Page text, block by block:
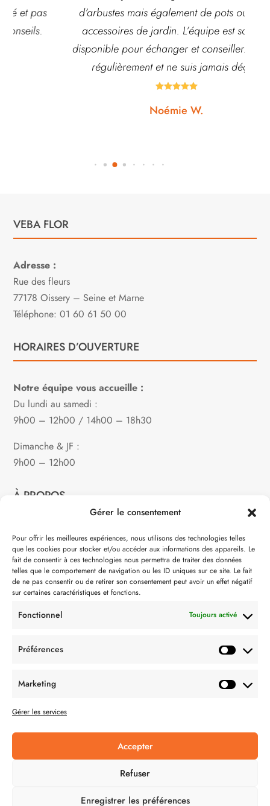
Gérer le consentement
Pour offrir les meilleures expériences, nous utilisons des technologies telles
que les cookies pour stocker et/ou accéder aux informations des appareils. Le
fait de consentir à ces technologies nous permettra de traiter des données
telles que le comportement de navigation ou les ID uniques sur ce site. Le fait
de ne pas consentir ou de retirer son consentement peut avoir un effet négatif
sur certaines caractéristiques et fonctions.
Fonctionnel Toujours activé
Préférences
Marketing
Gérer les services
Accepter
Refuser
Enregistrer les préférences
d’arbustes mais également de pots ou autre
accessoires de jardin. L’équipe est souvent
disponible pour échanger et conseiller. J’y vais
régulièrement et ne suis jamais déçue.
Noémie W.
VEBA FLOR
Adresse :
Rue des fleurs
77178 Oissery – Seine et Marne
Téléphone: 01 60 61 50 00
HORAIRES D’OUVERTURE
Notre équipe vous accueille :
Du lundi au samedi :
9h00 – 12h00 / 14h00 – 18h30
Dimanche & JF :
9h00 – 12h00
À PROPOS
Notre philosophie
Contact
Partenaire de:
CONDITION GÉNÉRALES DE VENTES